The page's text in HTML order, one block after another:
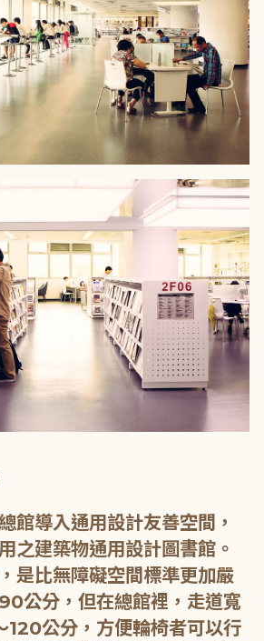
館導入通用設計友善空間，
之建築物通用設計圖書館。
是比無障礙空間標準更加嚴
公分，但在總館裡，走道寬
120公分，方便輪椅者可以行